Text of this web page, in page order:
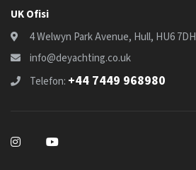
UK Ofisi
4 Welwyn Park Avenue, Hull, HU6 7DH
info@deyachting.co.uk
Telefon: +44 7449 968980